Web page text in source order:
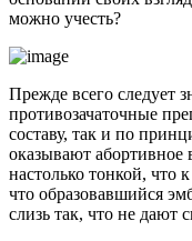
можно учесть?
Прежде всего следует
противозачаточные
составу, так и по
оказывают абортивное
настолько тонкой, что
что образовавшийся
слизь так, что не дают